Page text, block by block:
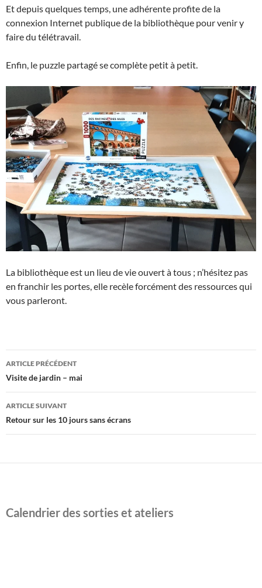
Et depuis quelques temps, une adhérente profite de la
connexion Internet publique de la bibliothèque pour venir y
faire du télétravail.
Enfin, le puzzle partagé se complète petit à petit.
La bibliothèque est un lieu de vie ouvert à tous ; n’hésitez pas
en franchir les portes, elle recèle forcément des ressources qui
vous parleront.
Navigation
des
articles
ARTICLE PRÉCÉDENT
Visite de jardin – mai
ARTICLE SUIVANT
Retour sur les 10 jours sans écrans
Calendrier des sorties et ateliers